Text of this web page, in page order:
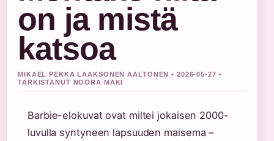
on ja mistä
katsoa
MIKAEL PEKKA LAAKSONEN AALTONEN • 2026-05-27 •
TARKISTANUT NOORA MAKI
Barbie-elokuvat ovat miltei jokaisen 2000-
luvulla syntyneen lapsuuden maisema –